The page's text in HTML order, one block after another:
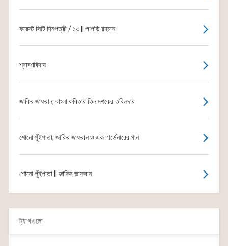
ফরেস্ট সিটি দিনপত্রী / ১৩ || পাপড়ি রহমান
শ্রাবণবিদায়
জাকির জাফরান, বাংলা কবিতার তিন দশকের তবিলদার
শোনো পুঁইপাতা, জাকির জাফরান ও এক গার্ডেনারের গান
শোনো পুঁইপাতা || জাকির জাফরান
ট্যাগগুলো